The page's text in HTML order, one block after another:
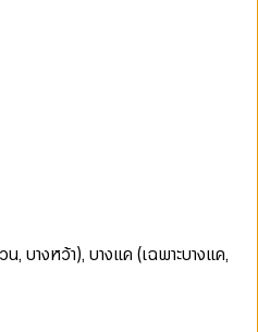
, บางหว้า), บางแค (เฉพาะบางแค,